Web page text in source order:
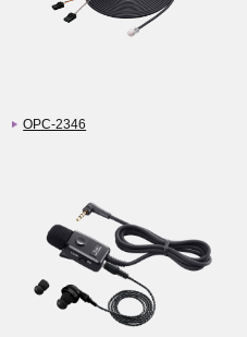
OPC-2346